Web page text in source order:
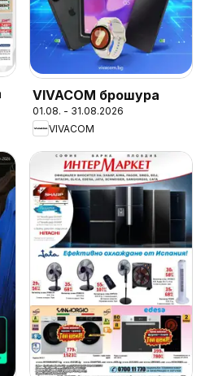
VIVACOM брошура
01.08. - 31.08.2026
VIVACOM